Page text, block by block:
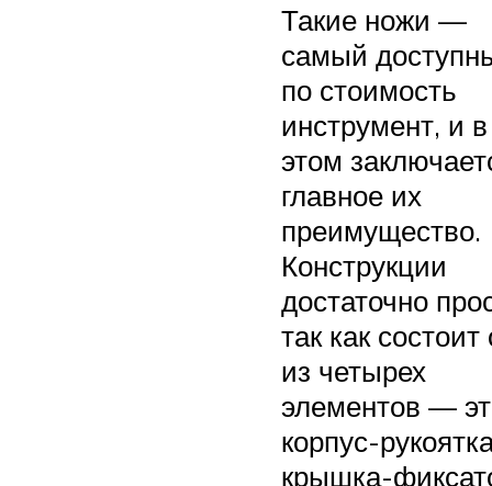
Такие ножи —
самый
по стоимость
инструмент, и в
этом
главное их
преимущество.
Конструкции
достаточно
так как состоит
из четырех
элементов —
корпус-
крышка-